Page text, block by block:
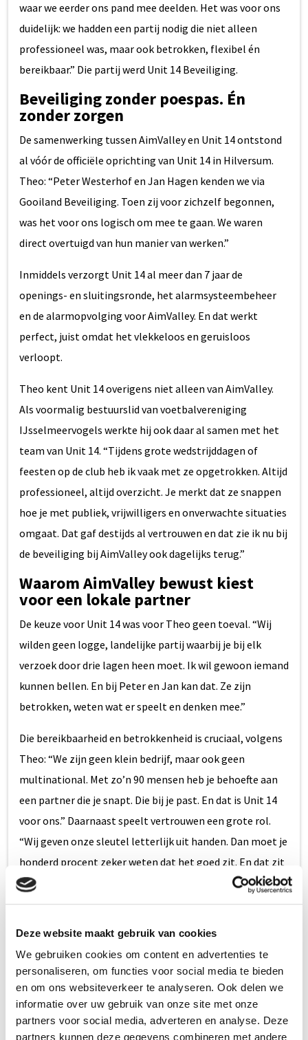
Deze website maakt gebruik van cookies
We gebruiken cookies om content en advertenties te
personaliseren, om functies voor social media te bieden
en om ons websiteverkeer te analyseren. Ook delen we
informatie over uw gebruik van onze site met onze
partners voor social media, adverteren en analyse. Deze
partners kunnen deze gegevens combineren met andere
waar we eerder ons pand mee deelden. Het was voor ons
duidelijk: we hadden een partij nodig die niet alleen
professioneel was, maar ook betrokken, flexibel én
bereikbaar.” Die partij werd Unit 14 Beveiliging.
Beveiliging zonder poespas. Én
zonder zorgen
De samenwerking tussen AimValley en Unit 14 ontstond
al vóór de officiële oprichting van Unit 14 in Hilversum.
Theo: “Peter Westerhof en Jan Hagen kenden we via
Gooiland Beveiliging. Toen zij voor zichzelf begonnen,
was het voor ons logisch om mee te gaan. We waren
direct overtuigd van hun manier van werken.”
Inmiddels verzorgt Unit 14 al meer dan 7 jaar de
openings- en sluitingsronde, het alarmsysteembeheer
en de alarmopvolging voor AimValley. En dat werkt
perfect, juist omdat het vlekkeloos en geruisloos
verloopt.
Theo kent Unit 14 overigens niet alleen van AimValley.
Als voormalig bestuurslid van voetbalvereniging
IJsselmeervogels werkte hij ook daar al samen met het
team van Unit 14. “Tijdens grote wedstrijddagen of
feesten op de club heb ik vaak met ze opgetrokken. Altijd
professioneel, altijd overzicht. Je merkt dat ze snappen
hoe je met publiek, vrijwilligers en onverwachte situaties
omgaat. Dat gaf destijds al vertrouwen en dat zie ik nu bij
de beveiliging bij AimValley ook dagelijks terug.”
Waarom AimValley bewust kiest
voor een lokale partner
De keuze voor Unit 14 was voor Theo geen toeval. “Wij
wilden geen logge, landelijke partij waarbij je bij elk
verzoek door drie lagen heen moet. Ik wil gewoon iemand
kunnen bellen. En bij Peter en Jan kan dat. Ze zijn
betrokken, weten wat er speelt en denken mee.”
Die bereikbaarheid en betrokkenheid is cruciaal, volgens
Theo: “We zijn geen klein bedrijf, maar ook geen
multinational. Met zo’n 90 mensen heb je behoefte aan
een partner die je snapt. Die bij je past. En dat is Unit 14
voor ons.” Daarnaast speelt vertrouwen een grote rol.
“Wij geven onze sleutel letterlijk uit handen. Dan moet je
honderd procent zeker weten dat het goed zit. En dat zit
het.”
Korte lijnen, directe actie
Wat Theo waardeert aan de samenwerking met Unit 14,
is vooral het persoonlijke contact en de snelheid van
schakelen. “Als er iets is, word ik direct gebeld. Eerst door
de centrale en als het nodig is word ik doorgeschakeld
naar een surveillant. Geen lange wachttijden, geen